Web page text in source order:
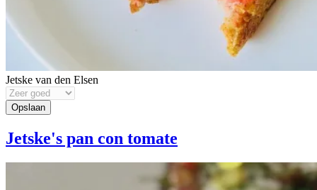
Jetske van den Elsen
Jetske's pan con tomate